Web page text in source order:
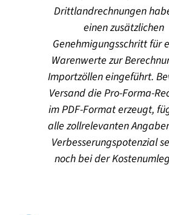
Drittlandrechnungen
einen zusätzlichen
Genehmigungsschritt für
Warenwerte zur
Importzöllen eingeführt.
Versand die Pro-Forma-
im PDF-Format erzeugt,
alle zollrelevanten
Verbesserungspotenzial
noch bei der